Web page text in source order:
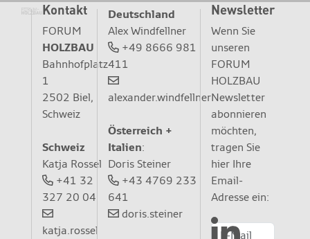
Kontakt
FORUM
HOLZBAU
Bahnhofplatz
1
2502 Biel,
Schweiz
Schweiz
Katja Rossel
+41 32
327 20 04
katja.rossel
Deutschland
Alex Windfellner
+49 8666 981
411
alexander.windfellner
Österreich +
Italien:
Doris Steiner
+43 4769 233
641
doris.steiner
Newsletter
Wenn Sie
unseren
FORUM
HOLZBAU
Newsletter
abonnieren
möchten,
tragen Sie
hier Ihre
Email-
Adresse ein: